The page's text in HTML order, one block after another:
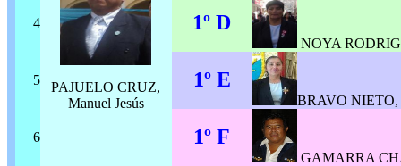
PAJUELO CRUZ,
Manuel Jesús
4 1º D
NOYA
5 1º E
BRAVO NIETO,
6 1º F
GAMARRA